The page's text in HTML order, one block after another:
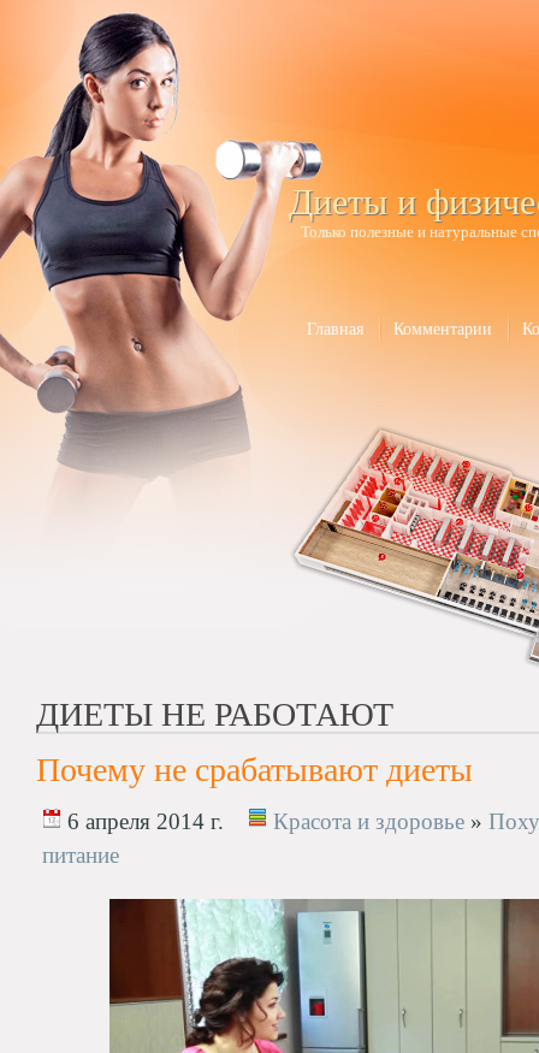
Диеты и
Только полезные и натуральные
Главная Комментарии
ДИЕТЫ НЕ РАБОТАЮТ
Почему не срабатывают диеты
6 апреля 2014 г. Красота и здоровье »
питание